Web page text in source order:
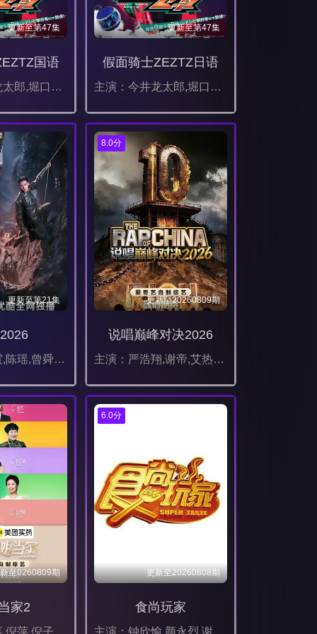
更新至第47集
国语
主演：今井龙太郎,堀口真帆,三岛健太,小贯莉奈,八木美树,川平慈英,古川雄辉
更新至第47集
假面骑士ZEZTZ日语
主演：今井龙太郎,堀口真帆,三岛健太,小贯莉奈,八木美树,川平慈英,古川雄辉
更新至第21集
主演：陈伟霆,陈瑶,曾舜晞,王茂蕾,王奕婷,李乃文,释小龙,应灏铭,季肖冰,胡耘豪,徐正溪,章涛,王祖一,刘畅,杨钧丞,杨昊博,陈鸿锦,吴圣麒,林秋楠,扈帷,雷丰瑞
8.0分
更新至20260809期
说唱巅峰对决2026
主演：严浩翔,谢帝,艾热,派克特,功夫胖,盛宇,杨长青,刘嘉裕,米尔艾力,李斯丹妮,布瑞吉,翁杰,黄旭,杨博睿,吴嘉轩,白景屹,贰万,孙旸,李大奔,徐赢,郭颖
至0260809期
家2
6.0分
更新至20260808期
食尚玩家